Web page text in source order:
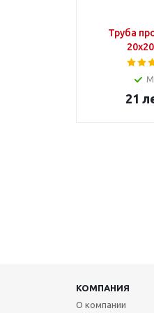
Труба
21
КОМПАНИЯ
О компании